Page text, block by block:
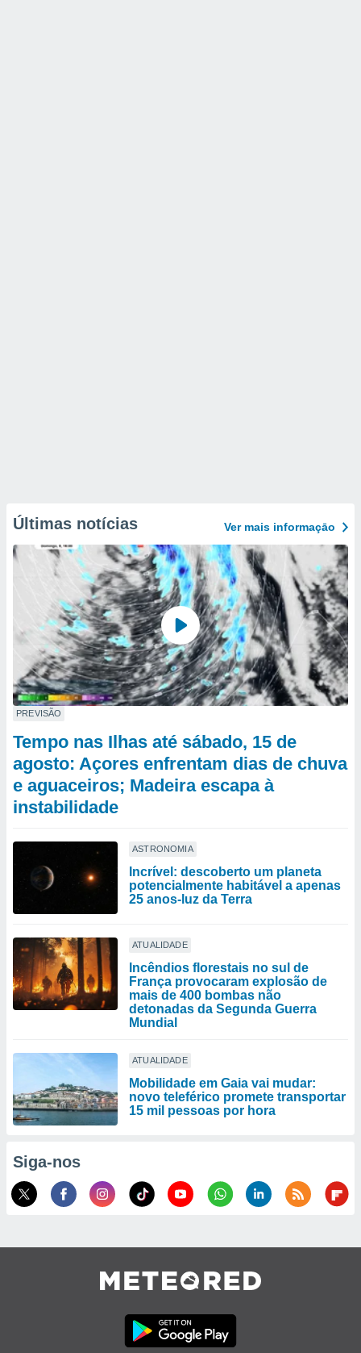
Últimas notícias Ver mais informaçāo
PREVISÃO
Tempo nas Ilhas até sábado, 15 de
agosto: Açores enfrentam dias de chuva
e aguaceiros; Madeira escapa à
instabilidade
ASTRONOMIA
Incrível: descoberto um planeta
potencialmente habitável a apenas
25 anos-luz da Terra
ATUALIDADE
Incêndios florestais no sul de
França provocaram explosão de
mais de 400 bombas não
detonadas da Segunda Guerra
Mundial
ATUALIDADE
Mobilidade em Gaia vai mudar:
novo teleférico promete transportar
15 mil pessoas por hora
Siga-nos